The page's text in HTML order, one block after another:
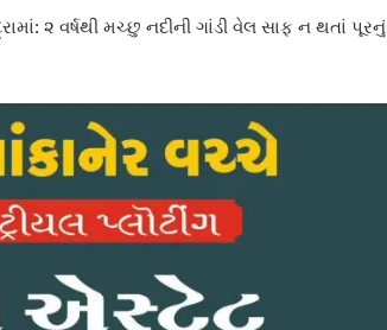
૨ વર્ષથી મચ્છુ નદીની ગાંડી વેલ સાફ ન થતાં પૂરનું